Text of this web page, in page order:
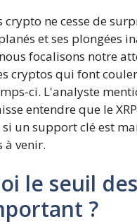
crypto ne cesse de
et ses plongées
focalisons notre
cryptos qui font
ci. L'analyste
entendre que le
un support clé est
à venir.
le seuil
?